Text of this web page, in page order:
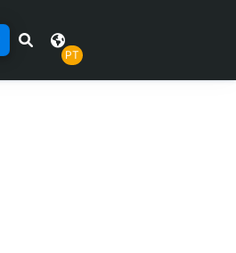
PT